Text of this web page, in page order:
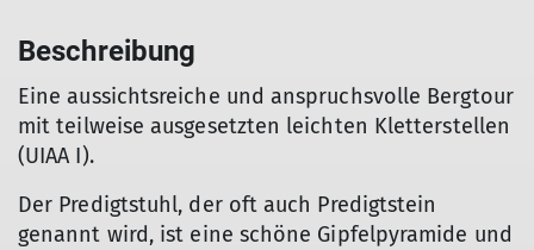
Beschreibung
Eine aussichtsreiche und anspruchsvolle Bergtour
mit teilweise ausgesetzten leichten Kletterstellen
(UIAA I).
Der Predigtstuhl, der oft auch Predigtstein
genannt wird, ist eine schöne Gipfelpyramide und